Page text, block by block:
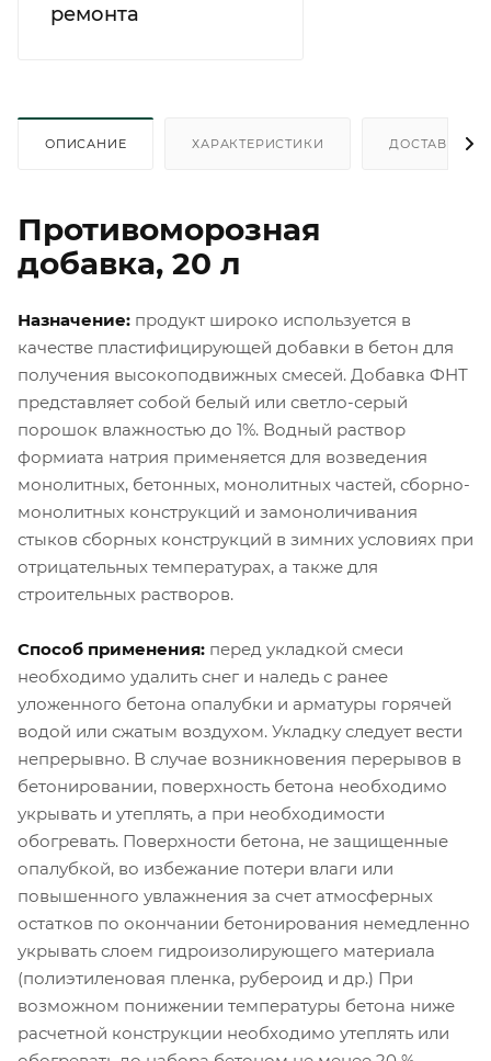
ремонта
ОПИСАНИЕ ХАРАКТЕРИСТИКИ ДОСТАВКА
Противоморозная
добавка, 20 л
Назначение: продукт широко используется в
качестве пластифицирующей добавки в бетон для
получения высокоподвижных смесей. Добавка ФНТ
представляет собой белый или светло-серый
порошок влажностью до 1%. Водный раствор
формиата натрия применяется для возведения
монолитных, бетонных, монолитных частей, сборно-
монолитных конструкций и замоноличивания
стыков сборных конструкций в зимних условиях при
отрицательных температурах, а также для
строительных растворов.
Способ применения: перед укладкой смеси
необходимо удалить снег и наледь с ранее
уложенного бетона опалубки и арматуры горячей
водой или сжатым воздухом. Укладку следует вести
непрерывно. В случае возникновения перерывов в
бетонировании, поверхность бетона необходимо
укрывать и утеплять, а при необходимости
обогревать. Поверхности бетона, не защищенные
опалубкой, во избежание потери влаги или
повышенного увлажнения за счет атмосферных
остатков по окончании бетонирования немедленно
укрывать слоем гидроизолирующего материала
(полиэтиленовая пленка, рубероид и др.) При
возможном понижении температуры бетона ниже
расчетной конструкции необходимо утеплять или